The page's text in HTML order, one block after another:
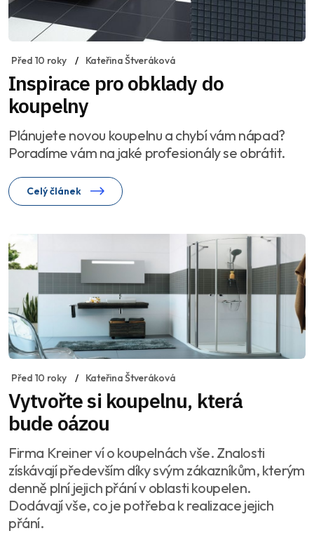
Před 10 roky Kateřina Štveráková
Inspirace pro obklady do
koupelny
Plánujete novou koupelnu a chybí vám nápad?
Poradíme vám na jaké profesionály se obrátit.
Celý článek
Před 10 roky Kateřina Štveráková
Vytvořte si koupelnu, která
bude oázou
Firma Kreiner ví o koupelnách vše. Znalosti
získávají především díky svým zákazníkům, kterým
denně plní jejich přání v oblasti koupelen.
Dodávají vše, co je potřeba k realizace jejich
přání.